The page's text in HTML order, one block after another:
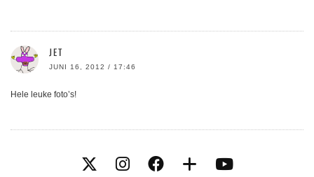
JET
JUNI 16, 2012 / 17:46
Hele leuke foto’s!